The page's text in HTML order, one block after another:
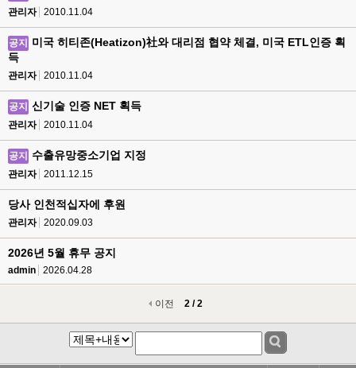
관리자 2010.11.04
공지
미국 히티존(Heatizon)社와 대리점 협약 체결, 미국 ETL인증 획
득
관리자 2010.11.04
공지 신기술 인증 NET 획득
관리자 2010.11.04
공지 수출유망중소기업 지정
관리자 2011.12.15
당사 인천적십자에 후원
관리자 2020.09.03
2026년 5월 휴무 공지
admin 2026.04.28
이전 2 / 2